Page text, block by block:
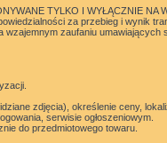
TYLKO I WYŁĄCZNIE NA
za przebieg i wynik
zaufaniu
zdjęcia), określenie ceny,
serwisie ogłoszeniowym.
do przedmiotowego towaru.